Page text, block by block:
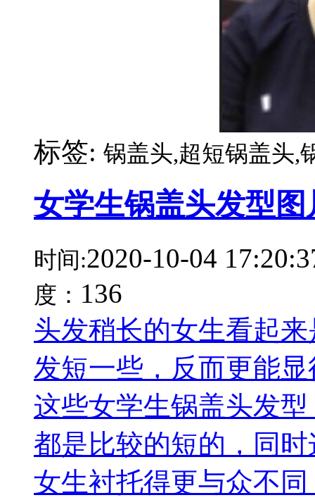
标签: 锅盖头,超短锅盖头,
女学生锅盖头发型图
时间:2020-10-04
度： 136
头发稍长的女生看起
发短一些，反而更能
这些女学生锅盖头发
都是比较的短的，同
女生衬托得更与众不